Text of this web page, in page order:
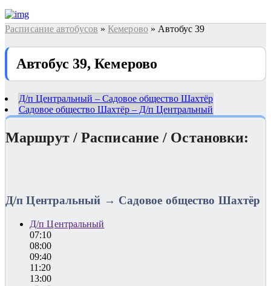
Расписание автобусов » Кемерово» Автобус 39
Автобус 39, Кемерово
Д/п Центральный – Садовое общество Шахтёр
Садовое общество Шахтёр – Д/п Центральный
Маршрут / Расписание / Остановки:
Д/п Центральный → Садовое общество Шахтёр
Д/п Центральный
07:10
08:00
09:40
11:20
13:00